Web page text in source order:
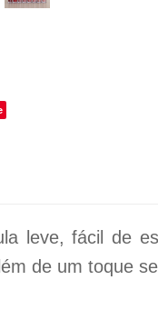
leve, fácil de
de um toque